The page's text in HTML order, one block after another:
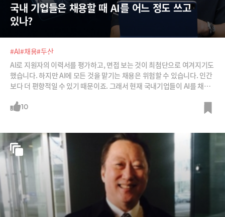
국내 기업들은 채용할 때 AI를 어느 정도 쓰고
있나?
#AI#채용#두산
AI로 지원자의 이력서를 평가하고, 면접 보는 것이 최첨단으로 여겨지기도
했습니다. 하지만 AI에 모든 것을 맡기는 채용은 위험할 수 있습니다. 인간
보다 더 편향적일 수 있기 때문이죠. 그래서 현재 국내기업들이 AI를 채용
겨 한번 보시죠.
10